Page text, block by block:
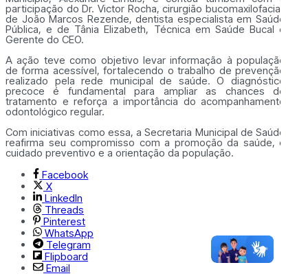
participação do Dr. Victor Rocha, cirurgião bucomaxilofacial,
de João Marcos Rezende, dentista especialista em Saúde
Pública, e de Tânia Elizabeth, Técnica em Saúde Bucal e
Gerente do CEO.
A ação teve como objetivo levar informação à população
de forma acessível, fortalecendo o trabalho de prevenção
realizado pela rede municipal de saúde. O diagnóstico
precoce é fundamental para ampliar as chances de
tratamento e reforça a importância do acompanhamento
odontológico regular.
Com iniciativas como essa, a Secretaria Municipal de Saúde
reafirma seu compromisso com a promoção da saúde, o
cuidado preventivo e a orientação da população.
Facebook
X
LinkedIn
Threads
Pinterest
WhatsApp
Telegram
Flipboard
Email